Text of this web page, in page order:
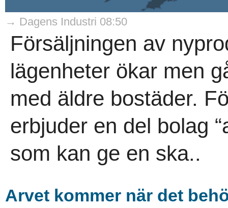
→ Dagens Industri 08:50
Försäljningen av
lägenheter ökar men
med äldre bostäder.
erbjuder en del bolag
som kan ge en ska..
Arvet kommer när det